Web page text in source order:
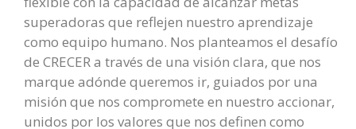
superadoras que reflejen nuestro aprendizaje
como equipo humano. Nos planteamos el desafío
de CRECER a través de una visión clara, que nos
marque adónde queremos ir, guiados por una
misión que nos compromete en nuestro accionar,
unidos por los valores que nos definen como